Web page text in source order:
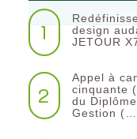
1
design
JETOUR
2
Appel à
cinquante
du
Gestion